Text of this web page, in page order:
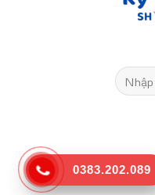
0383.202.089